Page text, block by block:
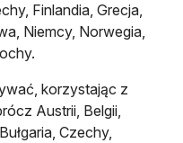
Finlandia, Grecja,
Niemcy, Norwegia,
korzystając z
Austrii, Belgii,
Czechy,